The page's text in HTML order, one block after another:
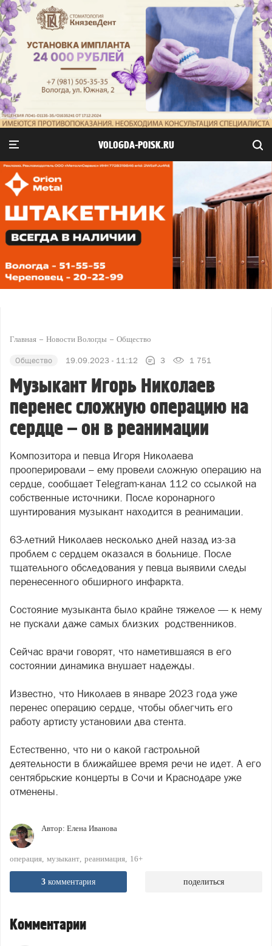
VOLOGDA-POISK.RU
Главная Новости Вологды Общество
Общество 19.09.2023 - 11:12 3 1 751
Музыкант Игорь Николаев
перенес сложную операцию на
сердце – он в реанимации
Композитора и певца Игоря Николаева
прооперировали – ему провели сложную операцию на
сердце, сообщает Telegram-канал 112 со ссылкой на
собственные источники. После коронарного
шунтирования музыкант находится в реанимации.
63-летний Николаев несколько дней назад из-за
проблем с сердцем оказался в больнице. После
тщательного обследования у певца выявили следы
перенесенного обширного инфаркта.
Состояние музыканта было крайне тяжелое — к нему
не пускали даже самых близких родственников.
Сейчас врачи говорят, что наметившаяся в его
состоянии динамика внушает надежды.
Известно, что Николаев в январе 2023 года уже
перенес операцию сердце, чтобы облегчить его
работу артисту установили два стента.
Естественно, что ни о какой гастрольной
деятельности в ближайшее время речи не идет. А его
сентябрьские концерты в Сочи и Краснодаре уже
отменены.
Автор: Елена Иванова
операция музыкант реанимация 16+
3 комментария поделиться
Комментарии